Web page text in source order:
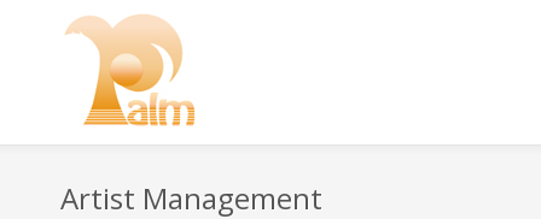
Artist Management